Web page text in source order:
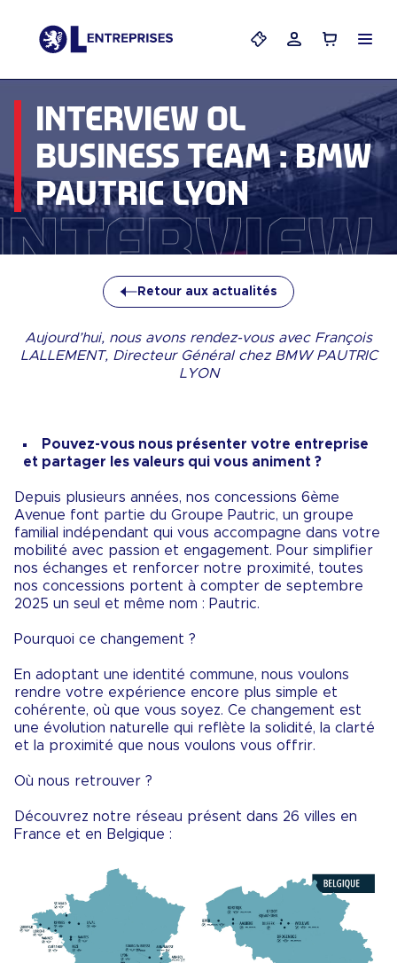
Mes billetsMon compte
PanierMenu
INTERVIEW OL
BUSINESS TEAM : BMW
PAUTRIC LYON
Retour aux actualités
Aujourd’hui, nous avons rendez-vous avec François
LALLEMENT, Directeur Général chez BMW PAUTRIC
LYON
Pouvez-vous nous présenter votre entreprise
et partager les valeurs qui vous animent ?
Depuis plusieurs années, nos concessions 6ème
Avenue font partie du Groupe Pautric, un groupe
familial indépendant qui vous accompagne dans votre
mobilité avec passion et engagement. Pour simplifier
nos échanges et renforcer notre proximité, toutes
nos concessions portent à compter de septembre
2025 un seul et même nom : Pautric.
Pourquoi ce changement ?
En adoptant une identité commune, nous voulons
rendre votre expérience encore plus simple et
cohérente, où que vous soyez. ​Ce changement est
une évolution naturelle qui reflète la solidité, la clarté
et la proximité que nous voulons vous offrir.
Où nous retrouver ?
Découvrez notre réseau présent dans 26 villes en
France et en Belgique :